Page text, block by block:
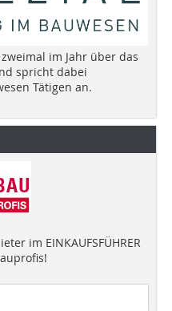
im Jahr über das
spricht dabei
Tätigen an.
im EINKAUFSFÜHRER